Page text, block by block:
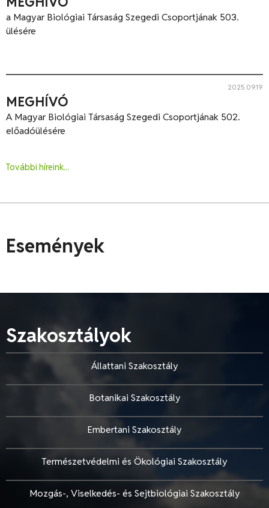
a Magyar Biológiai Társaság Szegedi Csoportjának 503.
ülésére
MEGHÍVÓ
2025.09.19
A Magyar Biológiai Társaság Szegedi Csoportjának 502.
előadóülésére
További híreink...
Események
Szakosztályok
Állattani Szakosztály
Botanikai Szakosztály
Embertani Szakosztály
Természetvédelmi és Ökológiai Szakosztály
Mozgás-, Viselkedés- és Sejtbiológiai Szakosztály